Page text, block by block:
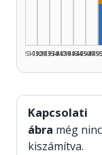
1925–1929
1930–1934
1935–1939
1940–1944
1945–1949
Kapcsolati
ábra még
kiszámítva.